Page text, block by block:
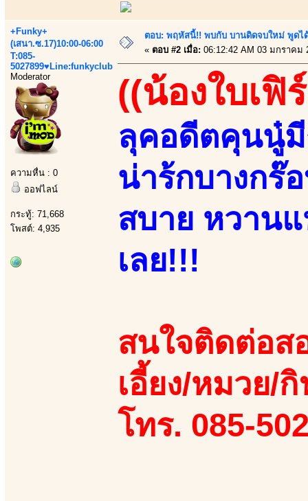
+Funky+
(เสนา.ซ.17)10:00-06:00
T:085-
5027899♥Line:funkyclub
Moderator
ความหื่น : 0
ออฟไลน์
กระทู้: 71,668
โพสต์: 4,935
ตอบ: พฤหัสนี้!! พบกับ บานดิดจบใหม่ พูด
« ตอบ #2 เมื่อ: 06:12:42 AM 03 มกราคม
((น้องใบเฟิ
ลุคอดีตคุนนู๋มี
น่าร้กบางกร๊
สบาย หวาน
เลย!!!
สนใจติดต่อส
เอี้ยง/หมวย/
โทร. 085-